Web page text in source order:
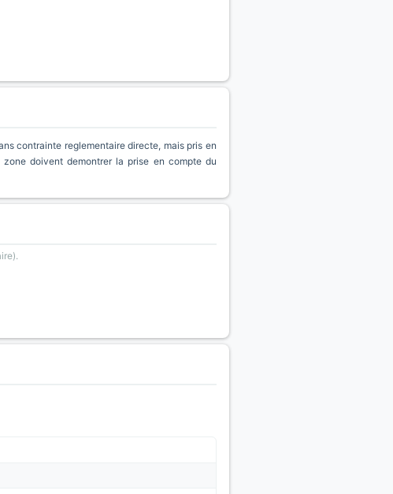
contrainte reglementaire directe, mais pris en
doivent demontrer la prise en compte du